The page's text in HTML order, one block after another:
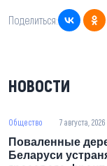
Поделиться:
НОВОСТИ
Общество 7 августа,
Поваленные
Беларуси